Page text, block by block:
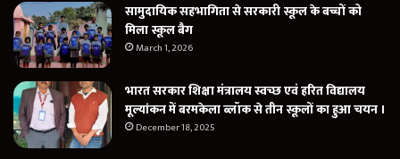
सामुदायिक सहभागिता से सरकारी स्कूल के बच्चों को
मिला स्कूल बैग
March 1, 2026
भारत सरकार शिक्षा मंत्रालय स्वच्छ एवं हरित विद्यालय
मूल्यांकन में बरमकेला ब्लॉक से तीन स्कूलों का हुआ चयन ।
December 18, 2025